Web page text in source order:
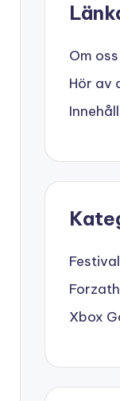
Om oss
Hör av
Innehåll
Xbox